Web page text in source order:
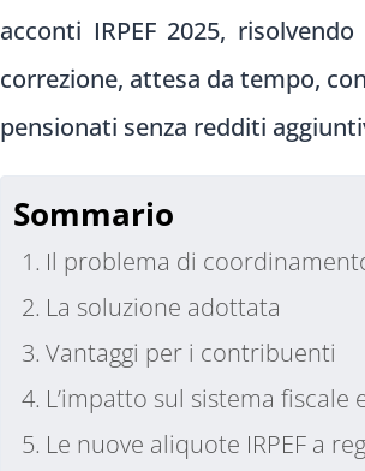
acconti IRPEF 2025,
correzione, attesa da tempo,
pensionati senza redditi
Sommario
Il problema di
La soluzione adottata
Vantaggi per i contribuenti
L’impatto sul sistema fiscale
Le nuove aliquote IRPEF a